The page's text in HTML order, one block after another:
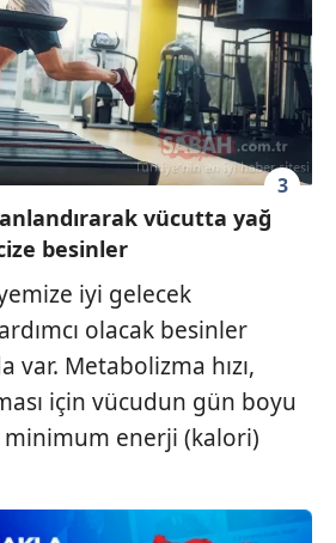
Çerez Bilgilendirme
Korunması Kanunu uyarınca
Metnimizi okumak ve sitemizde
kullanılan çerezlerle ilgili bilgi
. 3
vücutta yağ
besinler
iyi gelecek
olacak besinler
var. Metabolizma hızı,
için vücudun gün boyu
enerji (kalori)